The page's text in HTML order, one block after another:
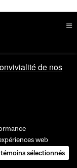
de nos
web
sélectionnés